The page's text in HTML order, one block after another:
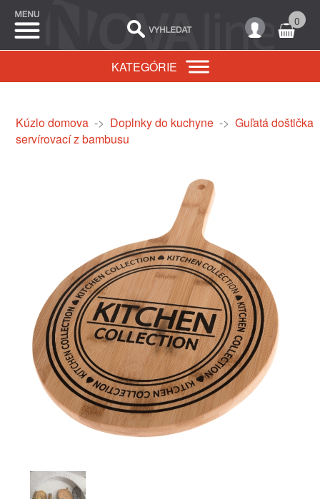
0
KATEGÓRIE
Kúzlo domova-> Doplnky do kuchyne-> Guľatá doštička
servírovací z bambusu